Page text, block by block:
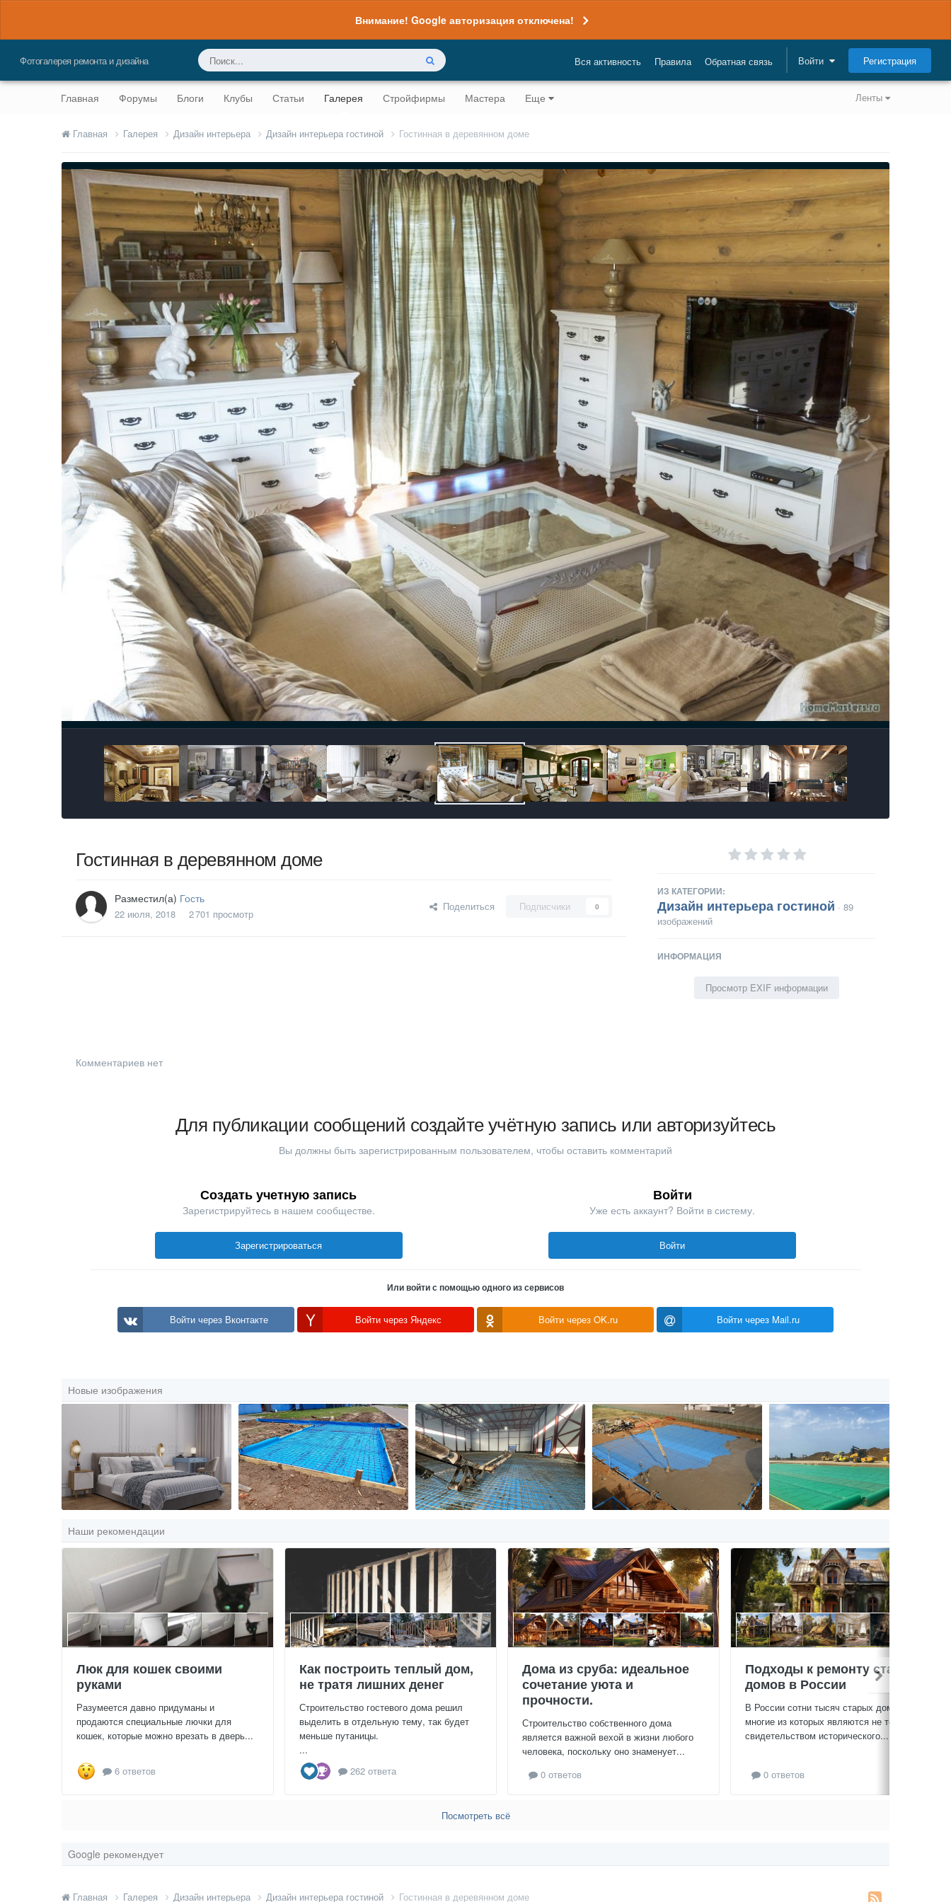
Внимание! Google авторизация отключена!
Фотогалерея ремонта и дизайна Вся активность Правила Обратная связь Войти Регистрация
Ленты
Главная Форумы Блоги Клубы Статьи Галерея Стройфирмы Мастера Еще
Главная Галерея Дизайн интерьера Дизайн интерьера гостиной Гостинная в деревянном доме
Гостинная в деревянном доме
Разместил(а) Гость
22 июля, 2018 2 701 просмотр
Поделиться Подписчики 0
ИЗ КАТЕГОРИИ:
Дизайн интерьера гостиной · 89
изображений
ИНФОРМАЦИЯ
Просмотр EXIF информации
Комментариев нет
Для публикации сообщений создайте учётную запись или авторизуйтесь
Вы должны быть зарегистрированным пользователем, чтобы оставить комментарий
Создать учетную запись
Зарегистрируйтесь в нашем сообществе.
Зарегистрироваться
Войти
Уже есть аккаунт? Войти в систему.
Войти
Или войти с помощью одного из сервисов
Войти через Вконтакте Войти через Яндекс Войти через OK.ru Войти через Mail.ru
Новые изображения
Наши рекомендации
Люк для кошек своими
руками
Разумеется давно придуманы и
продаются специальные лючки для
кошек, которые можно врезать в дверь...
6 ответов
Как построить теплый дом,
не тратя лишних денег
Строительство гостевого дома решил
выделить в отдельную тему, так будет
меньше путаницы.
...
262 ответа
Дома из сруба: идеальное
сочетание уюта и
прочности.
Строительство собственного дома
является важной вехой в жизни любого
человека, поскольку оно знаменует...
0 ответов
Подходы к ремонту старых
домов в России
В России сотни тысяч старых домов,
многие из которых являются не только
свидетельством исторического...
0 ответов
Посмотреть всё
Google рекомендует
Главная Галерея Дизайн интерьера Дизайн интерьера гостиной Гостинная в деревянном доме